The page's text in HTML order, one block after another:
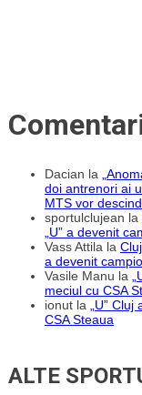
Dacian la
doi antrenori ai
MTS vor
sportulclujean la
„U” a devenit
Vass Attila la
a devenit
Vasile Manu la
meciul cu CSA
ionut la
„U”
CSA Steaua
ALTE